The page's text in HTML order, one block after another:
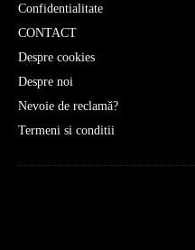
Confidentialitate
CONTACT
Despre cookies
Despre noi
Nevoie de reclamă?
Termeni si conditii